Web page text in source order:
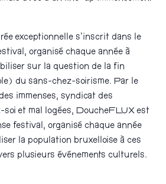
exceptionnelle s’inscrit dans le
organisé chaque année à
sur la question de la fin
du sans-chez-soirisme. Par le
immenses, syndicat des
soi et mal logées, DoucheFLUX est
festival, organisé chaque année
la population bruxelloise à ces
plusieurs événements culturels.